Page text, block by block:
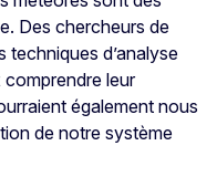
Des chercheurs de
techniques d’analyse
leur
également nous
de notre système